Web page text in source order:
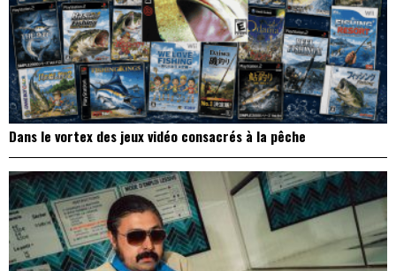
Dans le vortex des jeux vidéo consacrés à la pêche